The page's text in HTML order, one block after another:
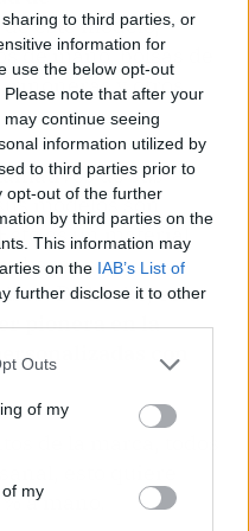
to third parties, or
information for
use the below opt-out
note that after your
continue seeing
information utilized by
to third parties prior to
opt-out of the further
by third parties on the
This information may
on the IAB’s List of
further disclose it to other
Outs
of my
my
este modelo,
de mano, bolsas de
riñoneras y otros
de sus
modelos son
es un material
hacer ropa,
De hecho,esta
pionera en la
con
de la marca, todos
a mano.